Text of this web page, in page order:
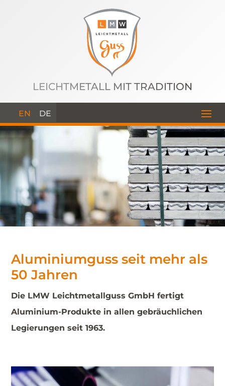
LEICHTMETALL MIT TRADITION
EN DE
Aluminiumguss seit mehr als
50 Jahren
Die LMW Leichtmetallguss GmbH fertigt
Aluminium-Produkte in allen gebräuchlichen
Legierungen seit 1963.